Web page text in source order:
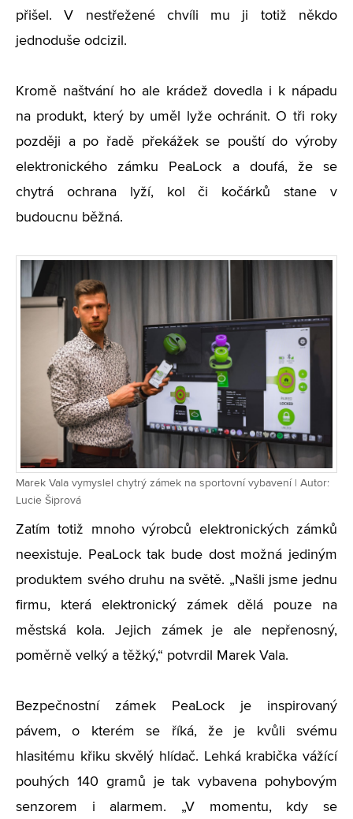
přišel. V nestřežené chvíli mu ji totiž někdo
jednoduše odcizil.
Kromě naštvání ho ale krádež dovedla i k nápadu
na produkt, který by uměl lyže ochránit. O tři roky
později a po řadě překážek se pouští do výroby
elektronického zámku PeaLock a doufá, že se
chytrá ochrana lyží, kol či kočárků stane v
budoucnu běžná.
Marek Vala vymyslel chytrý zámek na sportovní vybavení | Autor:
Lucie Šiprová
Zatím totiž mnoho výrobců elektronických zámků
neexistuje. PeaLock tak bude dost možná jediným
produktem svého druhu na světě. „Našli jsme jednu
firmu, která elektronický zámek dělá pouze na
městská kola. Jejich zámek je ale nepřenosný,
poměrně velký a těžký,“ potvrdil Marek Vala.
Bezpečnostní zámek PeaLock je inspirovaný
pávem, o kterém se říká, že je kvůli svému
hlasitému křiku skvělý hlídač. Lehká krabička vážící
pouhých 140 gramů je tak vybavena pohybovým
senzorem i alarmem. „V momentu, kdy se